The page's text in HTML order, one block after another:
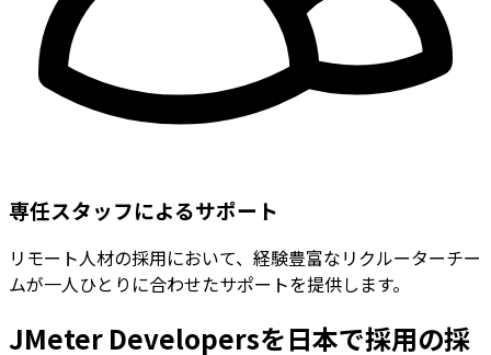
専任スタッフによるサポート
リモート人材の採用において、経験豊富なリクルーターチー
ムが一人ひとりに合わせたサポートを提供します。
JMeter Developersを日本で採用の採